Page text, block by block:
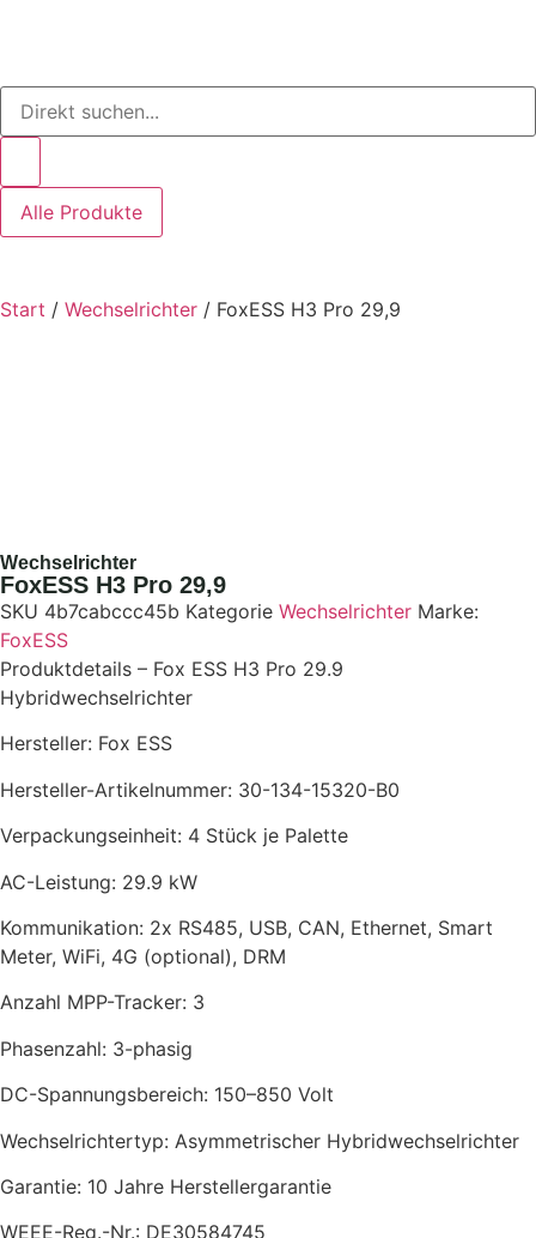
Alle Produkte
Start / Wechselrichter / FoxESS H3 Pro 29,9
Wechselrichter
FoxESS H3 Pro 29,9
SKU 4b7cabccc45b Kategorie Wechselrichter Marke:
FoxESS
Produktdetails – Fox ESS H3 Pro 29.9
Hybridwechselrichter
Hersteller: Fox ESS
Hersteller-Artikelnummer: 30-134-15320-B0
Verpackungseinheit: 4 Stück je Palette
AC-Leistung: 29.9 kW
Kommunikation: 2x RS485, USB, CAN, Ethernet, Smart
Meter, WiFi, 4G (optional), DRM
Anzahl MPP-Tracker: 3
Phasenzahl: 3-phasig
DC-Spannungsbereich: 150–850 Volt
Wechselrichtertyp: Asymmetrischer Hybridwechselrichter
Garantie: 10 Jahre Herstellergarantie
WEEE-Reg.-Nr.: DE30584745